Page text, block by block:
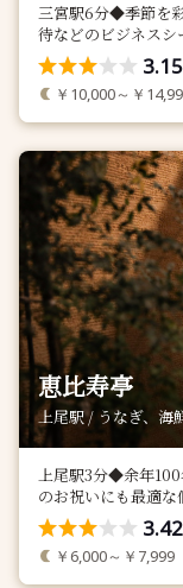
三宮駅6分◆季節を
待などのビジネスシ
3.15
￥10,000～￥
恵比寿亭
上尾駅 / うなぎ、海
上尾駅3分◆余年100
のお祝いにも最適な
3.42
￥6,000～￥7,999